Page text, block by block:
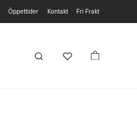
Öppettider Kontakt Fri Frakt